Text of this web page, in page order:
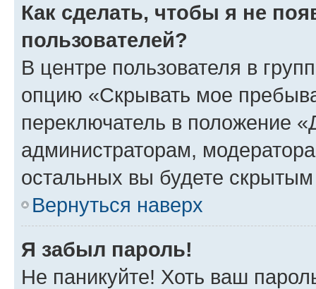
Как сделать, чтобы я не
пользователей?
В центре пользователя в
опцию «Скрывать мое
переключатель в положение
администраторам,
остальных вы будете
Вернуться наверх
Я забыл пароль!
Не паникуйте! Хоть ваш